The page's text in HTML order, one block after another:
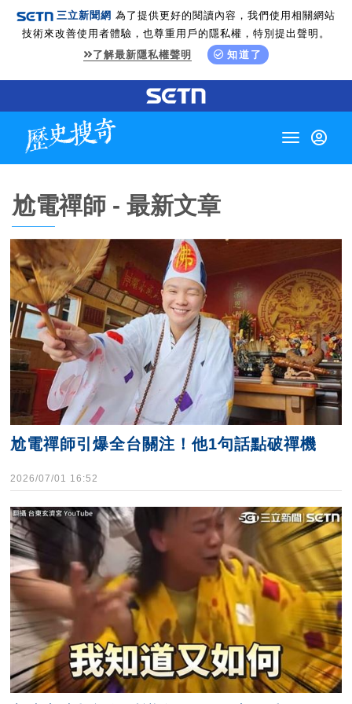
三立新聞網 為了提供更好的閱讀內容，我們使用相關網站
技術來改善使用者體驗，也尊重用戶的隱私權，特別提出聲明。
了解最新隱私權聲明
知道了
Toggle
尬電禪師 - 最新文章
尬電禪師引爆全台關注！他1句話點破禪機
2026/07/01 16:52